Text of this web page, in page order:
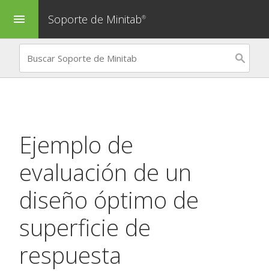
menu Soporte de Minitab®
Ejemplo de
evaluación de un
diseño óptimo de
superficie de
respuesta